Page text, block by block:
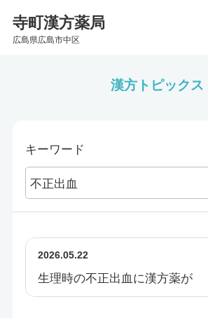
寺町漢方薬局
広島県広島市中区
漢方トピックス
キーワード
2026.05.22
生理時の不正出血に漢方薬が